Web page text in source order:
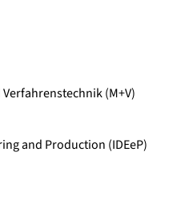
(M+V)
and Production (IDEeP)